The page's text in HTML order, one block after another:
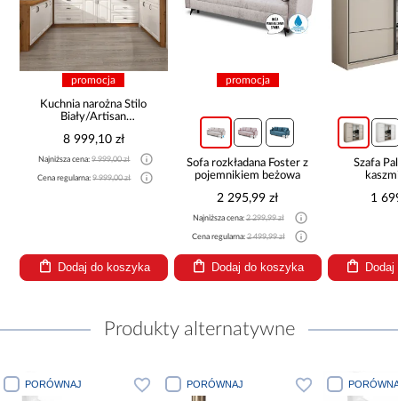
promocja
Kuchnia narożna Stilo
Biały/Artisan
8 999,10 zł
Najniższa cena:9 999,00 zł
Cena regularna:9 999,00 zł
Dodaj do koszyka
promocja
Sofa rozkładana Foster z
pojemnikiem beżowa
2 295,99 zł
Najniższa cena:2 299,99 zł
Cena regularna:2 499,99 zł
Dodaj do koszyka
Szafa
1
Produkty alternatywne
PORÓWNAJ PORÓWNAJ